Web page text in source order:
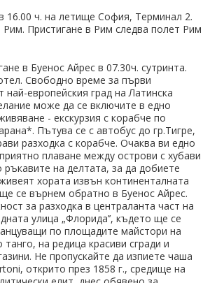
16.00 ч. на летище София, Терминал 2.
Пристигане в Рим следва полет Рим
в Буенос Айрес в 07.30ч. сутринта.
Свободно време за първи
най-европейския град на Латинска
може да се включите в едно
- екскурзия с корабче по
Пътува се с автобус до гр.Тигре,
разходка с корабче. Очаква ви едно
плаване между острови с хубави
на делтата, за да добиете
хората извън континенталната
се върнем обратно в Буенос Айрес.
за разходка в централанта част на
улица „Флорида’’, където ще се
по площадите майстори на
на редица красиви сгради и
Не пропускайте да изпиете чаша
открито през 1858 г., средище на